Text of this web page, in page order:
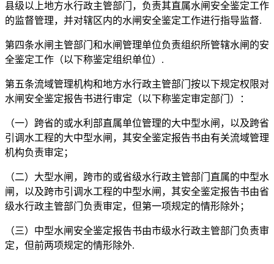
县级以上地方水行政主管部门，负责其直属水闸安全鉴定工作
的监督管理，并对辖区内的水闸安全鉴定工作进行指导监督.
第四条水闸主管部门和水闸管理单位负责组织所管辖水闸的安
全鉴定工作（以下称鉴定组织单位）.
第五条流域管理机构和地方水行政主管部门按以下规定权限对
水闸安全鉴定报告书进行审定（以下称鉴定审定部门）：
（一）跨省的或水利部直属单位管理的大中型水闸，以及跨省
引调水工程的大中型水闸，其安全鉴定报告书由有关流域管理
机构负责审定；
（二）大型水闸，跨市的或省级水行政主管部门直属的中型水
闸，以及跨市引调水工程的中型水闸，其安全鉴定报告书由省
级水行政主管部门负责审定，但第一项规定的情形除外；
（三）中型水闸安全鉴定报告书由市级水行政主管部门负责审
定，但前两项规定的情形除外.